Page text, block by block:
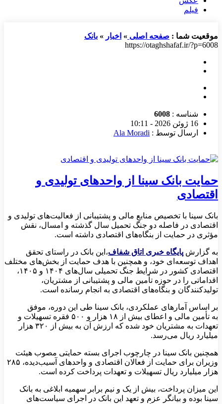
فیلم
موقعیت شما : صفحه اصلی » اخبار » بانک
https://otaghshafaf.ir/?p=6008
شناسه : 6008
16 ژوئن 2026 - 10:11
ارسال توسط : Ala Moradi
حمایت بانک سینا از واحدهای تولیدی و
اقتصادی
بانک سینا با تخصیص منابع مالی و پشتیبانی از فعالیت‌های تولیدی و
اقتصادی در فاصله دو جنگ تحمیل سال گذشته و امسال، نقش
مؤثری در حمایت از بنگاه‌های اقتصادی داشته است.
به گزارش پایگاه خبری اتاق شفاف،این بانک در راستای تحقق
اهداف توسعه‌ای خود، و همچنین با هدف حمایت از بخش‌های مختلف
اقتصادی کشور در شرایط جنگ تحمیلی سال‌های ۱۴۰۴ و ۱۴۰۵،
اقداماتی را در حوزه تأمین مالی و پشتیبانی از مشتریان،
تولیدکنندگان و بنگاه‌های اقتصادی به انجام رسانده است.
بر اساس آمارهای عملکردی، بانک سینا طی این دوره، موفق
به تأمین مالی و اعطای بیش از ۱۸ هزار و ۵۰۰ فقره تسهیلات و
تعهدات به مشتریان خود شده که ارزش آن به بیش از ۳۲۰ هزار
میلیارد ریال می‌رسد.
همچنین بانک سینا در چارچوب اجرای بسته حمایتی مصوب هیئت
وزیران برای حمایت از فعالان اقتصادی و واحدهای آسیب‌دیده، ۲۸۵
هزار میلیارد ریال تسهیلات و تعهدات پرداخت کرده است.
این میزان پرداخت، بیش از یک و نیم برابر سهمیه ابلاغی به بانک
سینا بوده و بیانگر عزم و تعهد این بانک در اجرای سیاست‌های